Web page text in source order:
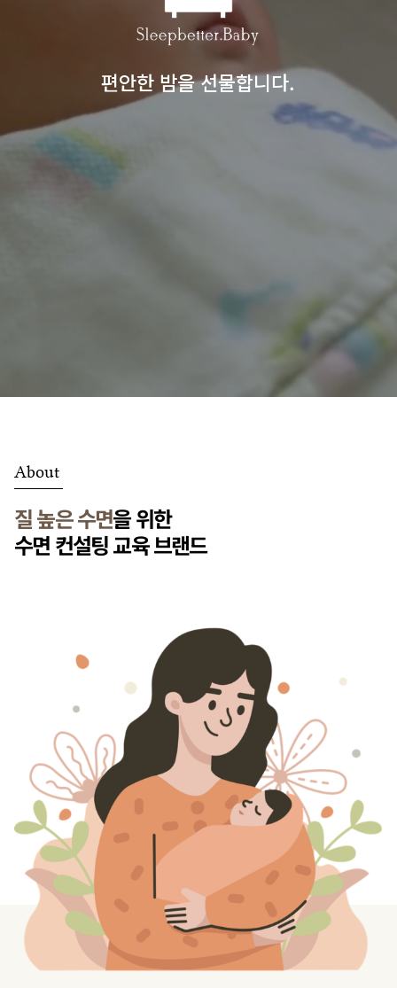
1:1 아이 맞춤 수면 교육
About
질 높은 수면을 위한
수면 컨설팅 교육 브랜드